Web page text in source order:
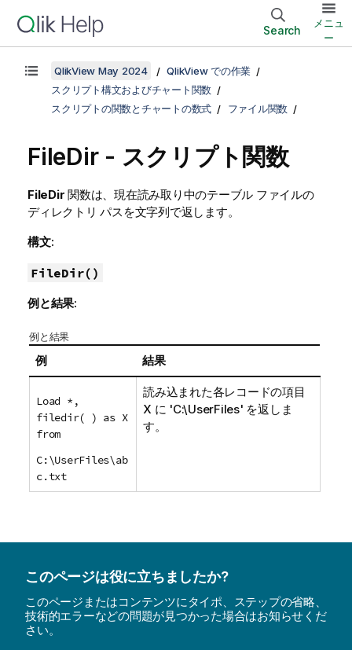
Search
メニュ
ー
QlikView May 2024
QlikView での作業
スクリプト構文およびチャート関数
スクリプトの関数とチャートの数式
ファイル関数
FileDir - スクリプト関数
FileDir 関数は、現在読み取り中のテーブル ファイルの
ディレクトリ パスを文字列で返します。
構文:
FileDir()
例と結果:
例と結果
例 結果
Load *,
filedir( ) as X
from
C:\UserFiles\ab
c.txt
読み込まれた各レコードの項目
X に 'C:\UserFiles' を返しま
す。
このページは役に立ちましたか?
このページまたはコンテンツにタイポ、ステップの省略、
技術的エラーなどの問題が見つかった場合はお知らせくだ
さい。